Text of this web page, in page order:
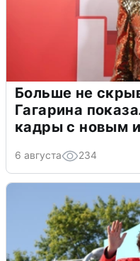
Больше не
Гагарина
кадры с новым
6 августа 234